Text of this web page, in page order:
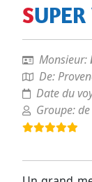
Monsieur:
De:
Date du
Groupe: